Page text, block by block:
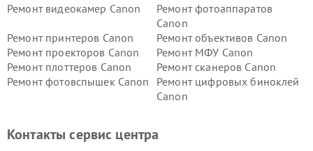
Ремонт видеокамер Canon
Ремонт фотоаппаратов
Canon
Ремонт принтеров Canon
Ремонт объективов Canon
Ремонт проекторов Canon
Ремонт МФУ Canon
Ремонт плоттеров Canon
Ремонт сканеров Canon
Ремонт фотовспышек Canon
Ремонт цифровых биноклей
Canon
Контакты сервис центра